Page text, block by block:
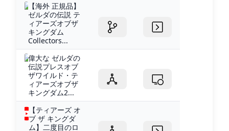
【海外 正規品】
ゼルダの伝説 テ
ィアーズオブザ
キングダム
Collectors...
偉大な ゼルダの
伝説プレスオブ
ザワイルド・テ
ィアーズオブザ
キングダム2...
【ティアーズ オ
ブ ザ キングダ
ム】二度目のロ